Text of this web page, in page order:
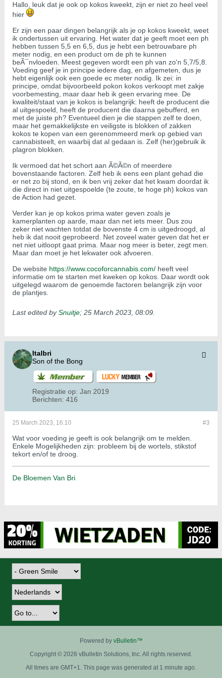
Hallo, leuk dat je ook op kokos kweekt, zijn er niet zo heel veel
hier
Er zijn een paar dingen belangrijk als je op kokos kweekt, weet
ik ondertussen uit ervaring. Het water dat je geeft moet een ph
hebben tussen 5,5 en 6,5, dus je hebt een betrouwbare ph
meter nodig, en een product om de ph te kunnen
beÃ¯nvloeden. Meest gegeven wordt een ph van zo'n 5,7/5,8.
Voeding geef je in principe iedere dag, en afgemeten, dus je
hebt eigenlijk ook een goede ec meter nodig. Ik zei: in
principe, omdat bijvoorbeeld pokon kokos verkoopt met zakje
voorbemesting, maar daar heb ik geen ervaring mee. De
kwaliteit/staat van je kokos is belangrijk: heeft de producent die
al uitgespoeld, heeft de producent die daarna gebufferd, en
met de juiste ph? Eventueel dien je die stappen zelf te doen,
maar het gemakkelijkste en veiligste is blokken of zakken
kokos te kopen van een gerenommeerd merk op gebied van
cannabisteelt, en waarbij dat al gedaan is. Zelf (her)gebruik ik
plagron blokken.
Ik vermoed dat het schort aan Ã©Ã©n of meerdere
bovenstaande factoren. Zelf heb ik eens een plant gehad die
er net zo bij stond, en ik ben vrij zeker dat het kwam doordat ik
die direct in niet uitgespoelde (te zoute, te hoge ph) kokos van
de Action had gezet.
Verder kan je op kokos prima water geven zoals je
kamerplanten op aarde, maar dan net iets meer. Dus zou
zeker niet wachten totdat de bovenste 4 cm is uitgedroogd, al
heb ik dat nooit geprobeerd. Net zoveel water geven dat het er
net niet uitloopt gaat prima. Maar nog meer is beter, zegt men.
Maar dan moet je het lekwater ook afvoeren.
De website https://www.cocoforcannabis.com/ heeft veel
informatie om te starten met kweken op kokos. Daar wordt ook
uitgelegd waarom de genoemde factoren belangrijk zijn voor
de plantjes.
Last edited bySnuitje; 25 March 2023, 08:09
Italbri
Son of the Bong
Registratie op: Jan 2019
Berichten: 416
#3
25 March 2023, 16:10
Wat voor voeding je geeft is ook belangrijk om te melden.
Enkele Mogelijkheden zijn: probleem bij de wortels, stikstof
tekort en/of te droog.
De Bloemen Van Bri
Powered by vBulletin™
Copyright © 2026 vBulletin Solutions, Inc. All rights reserved.
All times are GMT+1. This page was generated at 1 minute ago.